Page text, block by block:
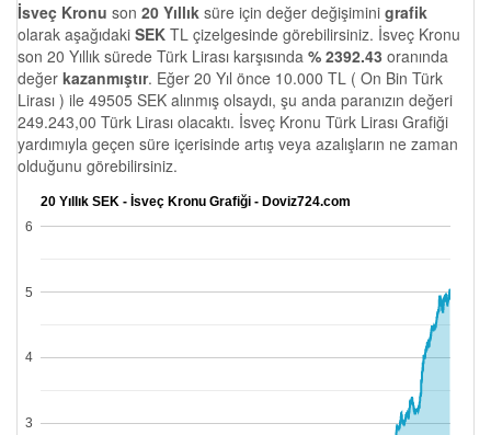
İsveç Kronu son 20 Yıllık süre için değer değişimini grafik
olarak aşağıdaki SEK TL çizelgesinde görebilirsiniz. İsveç Kronu
son 20 Yıllık sürede Türk Lirası karşısında % 2392.43 oranında
değer kazanmıştır. Eğer 20 Yıl önce 10.000 TL ( On Bin Türk
Lirası ) ile 49505 SEK alınmış olsaydı, şu anda paranızın değeri
249.243,00 Türk Lirası olacaktı. İsveç Kronu Türk Lirası Grafiği
yardımıyla geçen süre içerisinde artış veya azalışların ne zaman
olduğunu görebilirsiniz.
20 Yıllık SEK - İsveç Kronu Grafiği - Doviz724.com
3
4
5
6